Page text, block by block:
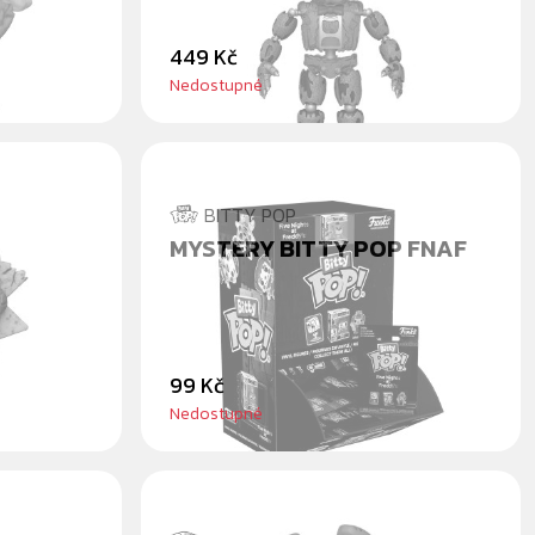
449 Kč
Nedostupné
BITTY POP
MYSTERY BITTY POP FNAF
99 Kč
Nedostupné